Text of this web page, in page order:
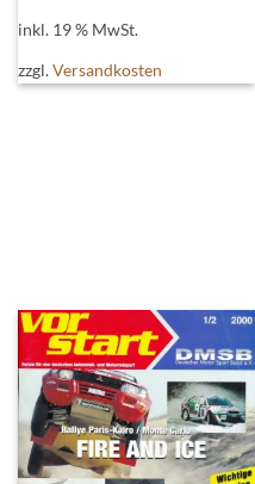
inkl. 19 % MwSt.
zzgl.Versandkosten